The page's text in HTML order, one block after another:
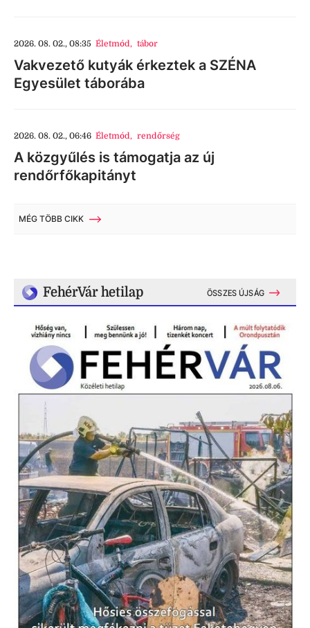
2026. 08. 02., 08:35 Életmód, tábor
Vakvezető kutyák érkeztek a SZÉNA
Egyesület táborába
2026. 08. 02., 06:46 Életmód, rendőrség
A közgyűlés is támogatja az új
rendőrfőkapitányt
MÉG TÖBB CIKK
FehérVár hetilap ÖSSZES ÚJSÁG